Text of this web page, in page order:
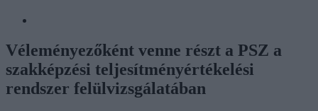
Véleményezőként venne részt a PSZ a
szakképzési teljesítményértékelési
rendszer felülvizsgálatában